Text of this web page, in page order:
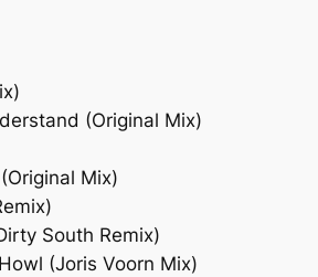
(Original Mix)
Mix)
South Remix)
(Joris Voorn Mix)